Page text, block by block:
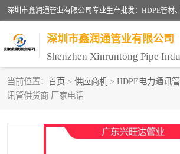
深圳市鑫润通管业有限公司
当前位置： 首页 > 供应商机 > HDPE电力通讯管
讯管供货商 厂家电话
HDPE管材给水管
HDPE双壁波纹管 HDPE